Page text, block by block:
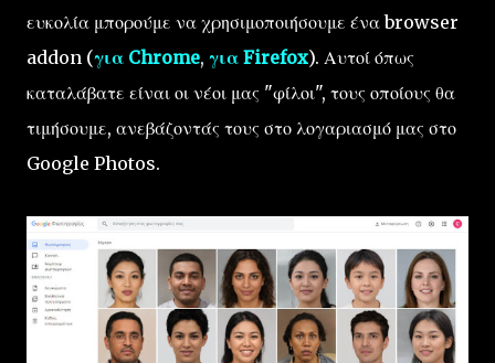
ευκολία μπορούμε να χρησιμοποιήσουμε ένα browser
addon (για Chrome, για Firefox). Αυτοί όπως
καταλάβατε είναι οι νέοι μας "φίλοι", τους οποίους θα
τιμήσουμε, ανεβάζοντάς τους στο λογαριασμό μας στο
Google Photos.